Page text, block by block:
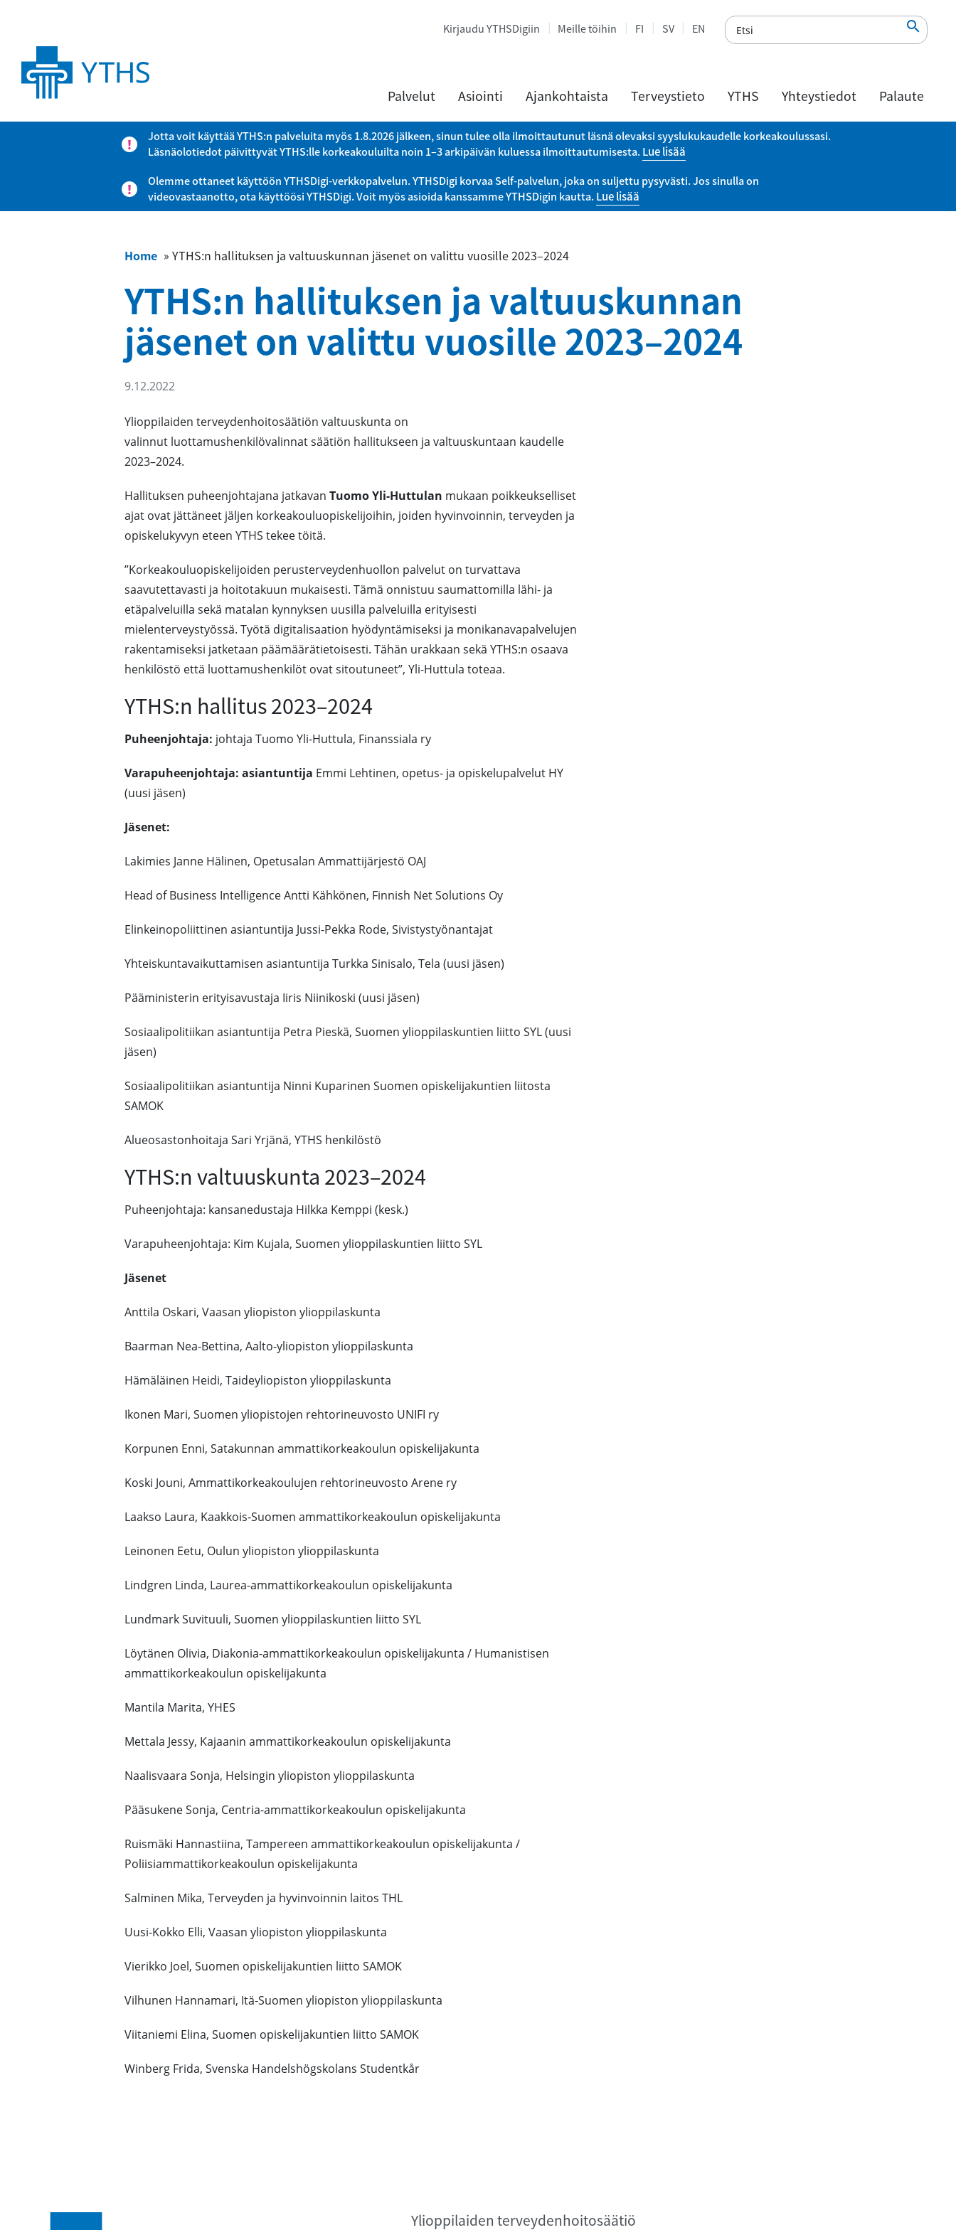
Kirjaudu YTHSDigiin Meille töihin FI SV EN 
Palvelut Asiointi Ajankohtaista Terveystieto YTHS Yhteystiedot Palaute
Jotta voit käyttää YTHS:n palveluita myös 1.8.2026 jälkeen, sinun tulee olla ilmoittautunut läsnä olevaksi syyslukukaudelle korkeakoulussasi.
Läsnäolotiedot päivittyvät YTHS:lle korkeakouluilta noin 1–3 arkipäivän kuluessa ilmoittautumisesta.Lue lisää
Olemme ottaneet käyttöön YTHSDigi-verkkopalvelun. YTHSDigi korvaa Self-palvelun, joka on suljettu pysyvästi. Jos sinulla on
videovastaanotto, ota käyttöösi YTHSDigi. Voit myös asioida kanssamme YTHSDigin kautta.Lue lisää
Home » YTHS:n hallituksen ja valtuuskunnan jäsenet on valittu vuosille 2023–2024
YTHS:n hallituksen ja valtuuskunnan
jäsenet on valittu vuosille 2023–2024
9.12.2022
Ylioppilaiden terveydenhoitosäätiön valtuuskunta on
valinnut luottamushenkilövalinnat säätiön hallitukseen ja valtuuskuntaan kaudelle
2023–2024.
Hallituksen puheenjohtajana jatkavan Tuomo Yli-Huttulan mukaan poikkeukselliset
ajat ovat jättäneet jäljen korkeakouluopiskelijoihin, joiden hyvinvoinnin, terveyden ja
opiskelukyvyn eteen YTHS tekee töitä.
”Korkeakouluopiskelijoiden perusterveydenhuollon palvelut on turvattava
saavutettavasti ja hoitotakuun mukaisesti. Tämä onnistuu saumattomilla lähi- ja
etäpalveluilla sekä matalan kynnyksen uusilla palveluilla erityisesti
mielenterveystyössä. Työtä digitalisaation hyödyntämiseksi ja monikanavapalvelujen
rakentamiseksi jatketaan päämäärätietoisesti. Tähän urakkaan sekä YTHS:n osaava
henkilöstö että luottamushenkilöt ovat sitoutuneet”, Yli-Huttula toteaa.
YTHS:n hallitus 2023–2024
Puheenjohtaja: johtaja Tuomo Yli-Huttula, Finanssiala ry
Varapuheenjohtaja: asiantuntija Emmi Lehtinen, opetus- ja opiskelupalvelut HY
(uusi jäsen)
Jäsenet:
Lakimies Janne Hälinen, Opetusalan Ammattijärjestö OAJ
Head of Business Intelligence Antti Kähkönen, Finnish Net Solutions Oy
Elinkeinopoliittinen asiantuntija Jussi-Pekka Rode, Sivistystyönantajat
Yhteiskuntavaikuttamisen asiantuntija Turkka Sinisalo, Tela (uusi jäsen)
Pääministerin erityisavustaja Iiris Niinikoski (uusi jäsen)
Sosiaalipolitiikan asiantuntija Petra Pieskä, Suomen ylioppilaskuntien liitto SYL (uusi
jäsen)
Sosiaalipolitiikan asiantuntija Ninni Kuparinen Suomen opiskelijakuntien liitosta
SAMOK
Alueosastonhoitaja Sari Yrjänä, YTHS henkilöstö
YTHS:n valtuuskunta 2023–2024
Puheenjohtaja: kansanedustaja Hilkka Kemppi (kesk.)
Varapuheenjohtaja: Kim Kujala, Suomen ylioppilaskuntien liitto SYL
Jäsenet
Anttila Oskari, Vaasan yliopiston ylioppilaskunta
Baarman Nea-Bettina, Aalto-yliopiston ylioppilaskunta
Hämäläinen Heidi, Taideyliopiston ylioppilaskunta
Ikonen Mari, Suomen yliopistojen rehtorineuvosto UNIFI ry
Korpunen Enni, Satakunnan ammattikorkeakoulun opiskelijakunta
Koski Jouni, Ammattikorkeakoulujen rehtorineuvosto Arene ry
Laakso Laura, Kaakkois-Suomen ammattikorkeakoulun opiskelijakunta
Leinonen Eetu, Oulun yliopiston ylioppilaskunta
Lindgren Linda, Laurea-ammattikorkeakoulun opiskelijakunta
Lundmark Suvituuli, Suomen ylioppilaskuntien liitto SYL
Löytänen Olivia, Diakonia-ammattikorkeakoulun opiskelijakunta / Humanistisen
ammattikorkeakoulun opiskelijakunta
Mantila Marita, YHES
Mettala Jessy, Kajaanin ammattikorkeakoulun opiskelijakunta
Naalisvaara Sonja, Helsingin yliopiston ylioppilaskunta
Pääsukene Sonja, Centria-ammattikorkeakoulun opiskelijakunta
Ruismäki Hannastiina, Tampereen ammattikorkeakoulun opiskelijakunta /
Poliisiammattikorkeakoulun opiskelijakunta
Salminen Mika, Terveyden ja hyvinvoinnin laitos THL
Uusi-Kokko Elli, Vaasan yliopiston ylioppilaskunta
Vierikko Joel, Suomen opiskelijakuntien liitto SAMOK
Vilhunen Hannamari, Itä-Suomen yliopiston ylioppilaskunta
Viitaniemi Elina, Suomen opiskelijakuntien liitto SAMOK
Winberg Frida, Svenska Handelshögskolans Studentkår
Ylioppilaiden terveydenhoitosäätiö